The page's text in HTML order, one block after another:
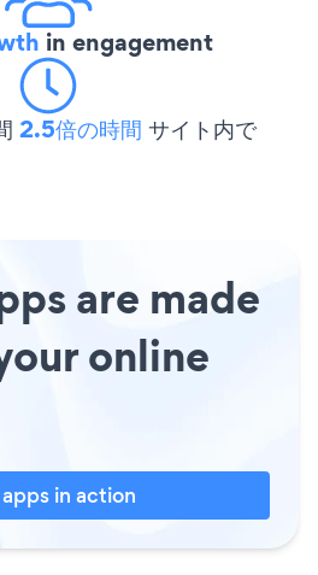
in engagement
2.5倍の時間 サイト内で
are made
online
apps in action